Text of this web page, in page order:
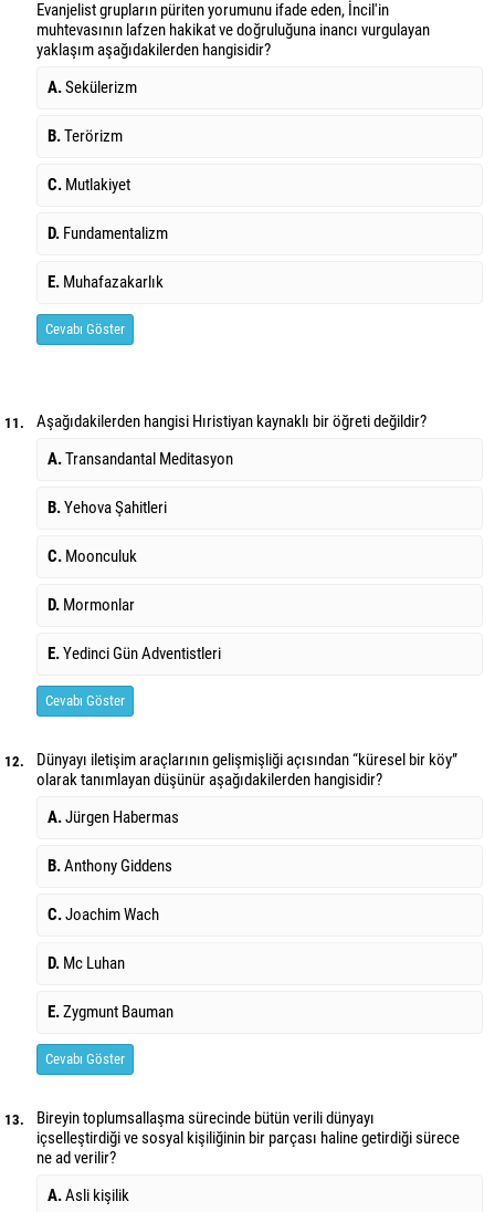
Evanjelist grupların püriten yorumunu ifade eden, İncil'in
muhtevasının lafzen hakikat ve doğruluğuna inancı vurgulayan
yaklaşım aşağıdakilerden hangisidir?
A.Sekülerizm
B.Terörizm
C. Mutlakiyet
D. Fundamentalizm
E. Muhafazakarlık
Cevabı Göster
11.
Aşağıdakilerden hangisi Hıristiyan kaynaklı bir öğreti değildir?
A.Transandantal Meditasyon
B.Yehova Şahitleri
C. Moonculuk
D. Mormonlar
E.Yedinci Gün Adventistleri
Cevabı Göster
12.
Dünyayı iletişim araçlarının gelişmişliği açısından “küresel bir köy”
olarak tanımlayan düşünür aşağıdakilerden hangisidir?
A.Jürgen Habermas
B.Anthony Giddens
C.Joachim Wach
D. Mc Luhan
E.Zygmunt Bauman
Cevabı Göster
13.
Bireyin toplumsallaşma sürecinde bütün verili dünyayı
içselleştirdiği ve sosyal kişiliğinin bir parçası haline getirdiği sürece
ne ad verilir?
A.Asli kişilik